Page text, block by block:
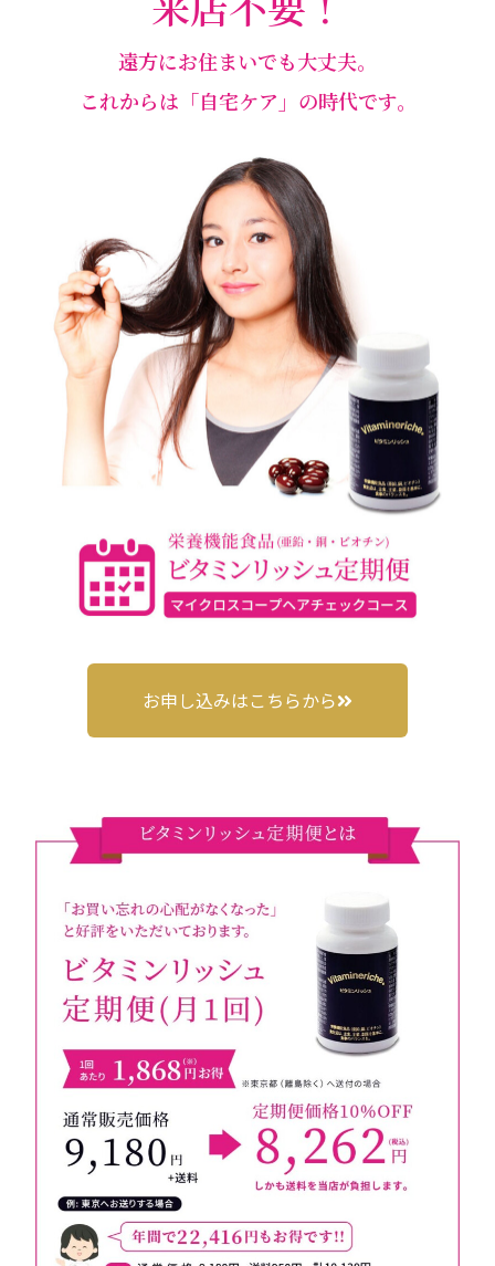
遠方にお住まいでも大丈夫。
これからは「自宅ケア」の時代です。
お申し込みはこちらから